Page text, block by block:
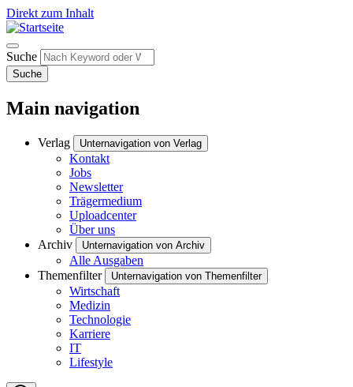
Direkt zum Inhalt
Suche
Suche
Main navigation
Verlag Unternavigation von Verlag
Kontakt
Jobs
Newsletter
Trägermedium
Uploadcenter
Über uns
Archiv
Unternavigation von Archiv
Alle Ausgaben
Themenfilter
Unternavigation von Themenfilter
Wirtschaft
Medizin
Technologie
Karriere
IT
Lifestyle